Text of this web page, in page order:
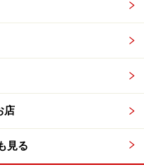
ルジャンホワイトの復
材時または記事公開時点で
店
見る